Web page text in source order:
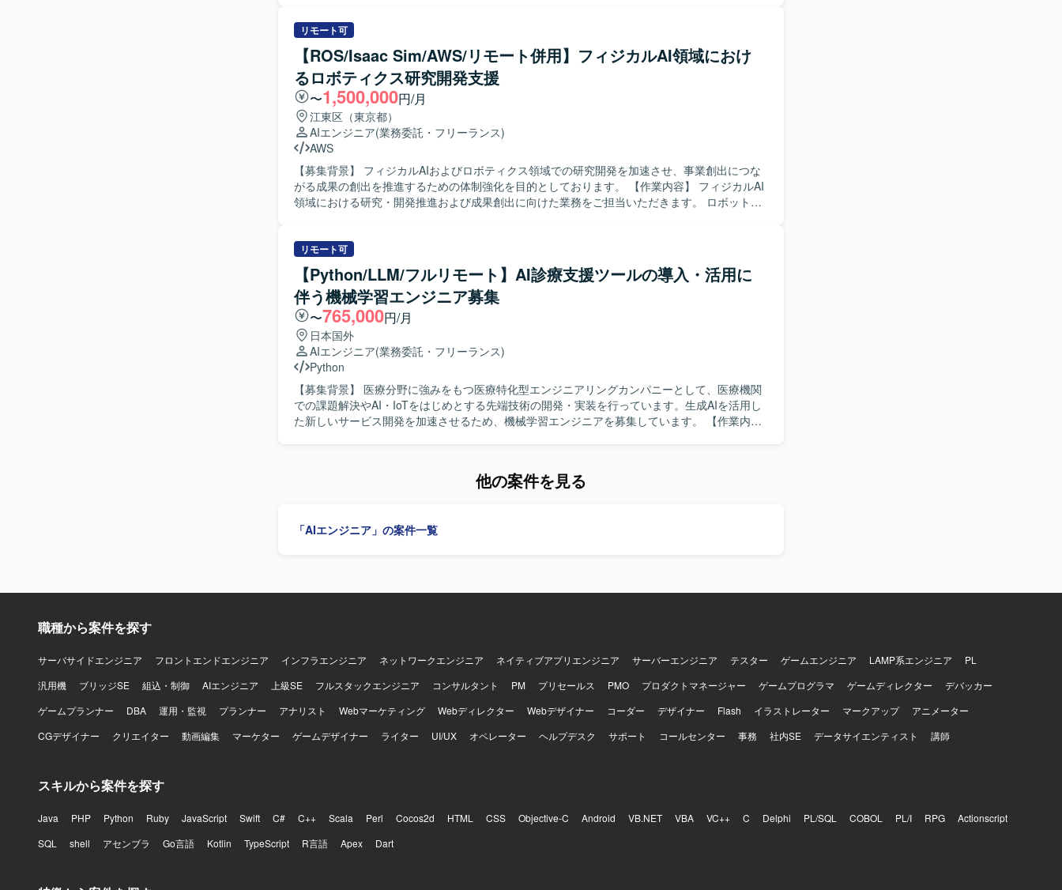
求めています。 【ポジションの魅力】 多様なコンテンツとコミュニティから生まれるユニーク
なデータを扱いながら開発に携わることができます。 国内でも有数のデータ規模を持つコンテ
ンツプラットフォームで、推薦・検索基盤の運用経験を積むことができます。 LLMを推薦に活
用する実践的な知見を蓄積できる環境です。 最新のAI技術を積極的に取り入れ、対外的な発信
も奨励される文化があります。 技術選定やロードマップ策定に大きな裁量を持ち、AI・機械学
習基盤構築の中核として活躍できるポジションです。 【開発環境】 機械学習システムの開発に
は主にPythonを使用し、Databricks上で動作することを前提にライブラリを選定します。 シス
テム間通信にはProtocol Bufferを利用します。 開発にはJupyter Notebook on Databricksを利用
し、Pythonプロジェクトのパッケージングにはrye（uv backend）を利用します。 データ処理
基盤としてはSnowflakeおよびDatabricksのSparkを使用し、大規模データの処理・学習・推論
を行います。 マネージドクラウドサービスとしてDatabricks on AWSおよびQdrantを利用しま
す。
視、ログ収集、障害対応、性能改善までを一貫して対応していただきます。 CI/CD、IaC、コン
テナ等を活用した開発・運用基盤の整備や、AWS環境における権限・セキュリティ設計もご担
当いただきます。 要件整理、アーキテクチャ設計、実装、テスト、運用設計までの一連の工程
を推進していただきます。 【求める人物像】 モデル開発だけでなく、実運用を見据えたシステ
ム全体の設計・構築ができる方を求めております。 機械学習、クラウド、アプリケーション、
インフラ、運用を横断的に理解し、要件が固まりきっていない状況でも技術的な論点整理や実
現方式の検討を主体的に進められる方が望ましいです。 長期的な保守性、拡張性、セキュリテ
ィを意識して設計できる方を歓迎いたします。 【ポジションの魅力】 機械学習モデルの構築に
とどまらず、データ前処理から学習、評価、推論、再学習、モデル管理、監視、障害対応まで
を含めたMLシステム全体の設計・構築に携わることができます。 AWS SageMaker をはじめと
したクラウドサービスやマイクロサービスを組み合わせた先進的なアーキテクチャに関わる機
会があり、MLOps やインフラ、セキュリティを含めた横断的なスキルを高めていただけます。
リモート可
【ROS/Isaac Sim/AWS/リモート併用】フィジカルAI領域におけ
るロボティクス研究開発支援
〜1,500,000円/月
江東区（東京都）
AIエンジニア(業務委託・フリーランス)
AWS
【募集背景】 フィジカルAIおよびロボティクス領域での研究開発を加速させ、事業創出につな
がる成果の創出を推進するための体制強化を目的としております。 【作業内容】 フィジカルAI
領域における研究・開発推進および成果創出に向けた業務をご担当いただきます。 ロボット実
ラウド環境を活用したVLA（Vision-Language-Action）開発を行っていただきます。 AI／ロボテ
ィクス技術の事業創出に向けた技術支援、技術ナレッジの整理および技術者育成・展開、成果
発表やレポーティングなども担当いただきます。 【求める人物像】 ロボティクスおよび機械学
習分野の最新技術に関心を持ち、自ら情報収集しながら主体的に研究開発を推進できる方を求
めております。 チームメンバーと連携しながら、仮説検証を繰り返し行い、成果創出に向けて
粘り強く取り組める方が望ましいです。 【ポジションの魅力】 最先端のフィジカルAIおよびロ
ボティクス技術に関わりながら、実ロボットおよびシミュレーション環境を用いた研究開発に
携わることができます。 VLAや模倣学習、強化学習といった先端技術を活用し、研究成果を事
業創出につなげる経験を積むことができます。 【開発環境】 ROSおよびIsaac Simを用いたロ
ボット制御・シミュレーション環境と、AWSクラウド環境を組み合わせた開発体制となってお
ります。
リモート可
【Python/LLM/フルリモート】AI診療支援ツールの導入・活用に
伴う機械学習エンジニア募集
〜765,000円/月
日本国外
AIエンジニア(業務委託・フリーランス)
Python
【募集背景】 医療分野に強みをもつ医療特化型エンジニアリングカンパニーとして、医療機関
での課題解決やAI・IoTをはじめとする先端技術の開発・実装を行っています。生成AIを活用し
た新しいサービス開発を加速させるため、機械学習エンジニアを募集しています。 【作業内
セスと連携した要件整理および技術サポート ・プロダクト改善のためのデータ解析およびモデ
ーと円滑にコミュニケーションを取りながら、顧客の現場に寄り添い主体的に対応いただける
ことができます。 【開発環境】 Pythonを用いた機械学習・生成AIモデル開発環境での業務を想
他の案件を見る
「AIエンジニア」の案件一覧
職種から案件を探す
サーバサイドエンジニア フロントエンドエンジニア インフラエンジニア ネットワークエンジニア ネイティブアプリエンジニア サーバーエンジニア テスター ゲームエンジニア LAMP系エンジニア
PL
汎用機
ブリッジSE 組込・制御 AIエンジニア 上級SE フルスタックエンジニア コンサルタント PM プリセールス PMO プロダクトマネージャー ゲームプログラマ ゲームディレクター
デバッカー
ゲームプランナー
DBA 運用・監視 プランナー アナリスト Webマーケティング Webディレクター Webデザイナー コーダー デザイナー Flash イラストレーター マークアップ
アニメーター
CGデザイナー
クリエイター 動画編集 マーケター ゲームデザイナー ライター UI/UX オペレーター ヘルプデスク サポート コールセンター 事務 社内SE データサイエンティスト 講師
スキルから案件を探す
Java PHP Python Ruby JavaScript Swift C# C++ Scala Perl Cocos2d HTML CSS Objective-C Android VB.NET VBA VC++ C Delphi PL/SQL COBOL PL/I RPG
Actionscript
SQL
shell アセンブラ Go言語 Kotlin TypeScript R言語 Apex Dart